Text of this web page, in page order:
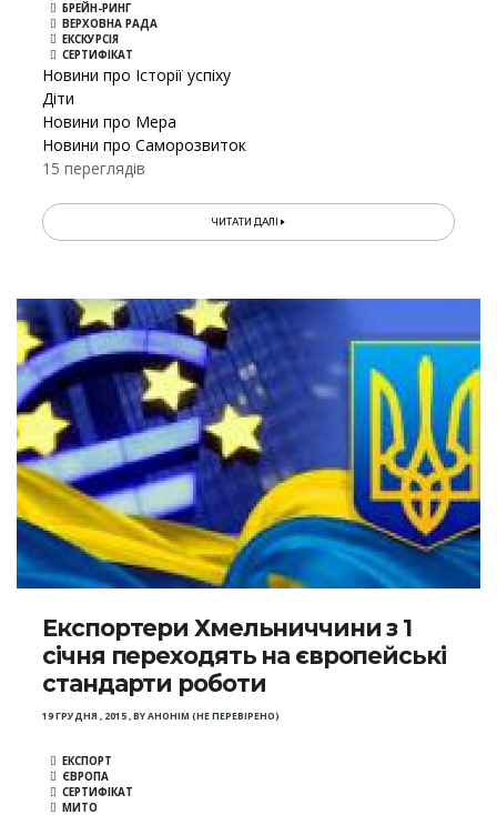
БРЕЙН-РИНГ
ВЕРХОВНА РАДА
ЕКСКУРСІЯ
СЕРТИФІКАТ
Новини про Історії успіху
Діти
Новини про Мера
Новини про Саморозвиток
15 переглядів
ЧИТАТИ ДАЛІ
Експортери Хмельниччини з 1
січня переходять на європейські
стандарти роботи
19 ГРУДНЯ , 2015,BYАНОНІМ (НЕ ПЕРЕВІРЕНО)
ЕКСПОРТ
ЄВРОПА
СЕРТИФІКАТ
МИТО